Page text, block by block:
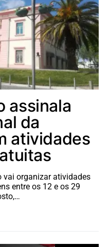
assinala
da
atividades
vai organizar atividades
entre os 12 e os 29